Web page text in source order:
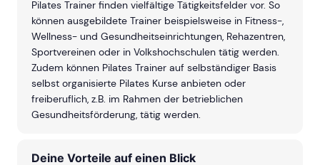
Pilates Trainer finden vielfältige Tätigkeitsfelder vor. So
können ausgebildete Trainer beispielsweise in Fitness-,
Wellness- und Gesundheitseinrichtungen, Rehazentren,
Sportvereinen oder in Volkshochschulen tätig werden.
Zudem können Pilates Trainer auf selbständiger Basis
selbst organisierte Pilates Kurse anbieten oder
freiberuflich, z.B. im Rahmen der betrieblichen
Gesundheitsförderung, tätig werden.
Deine Vorteile auf einen Blick